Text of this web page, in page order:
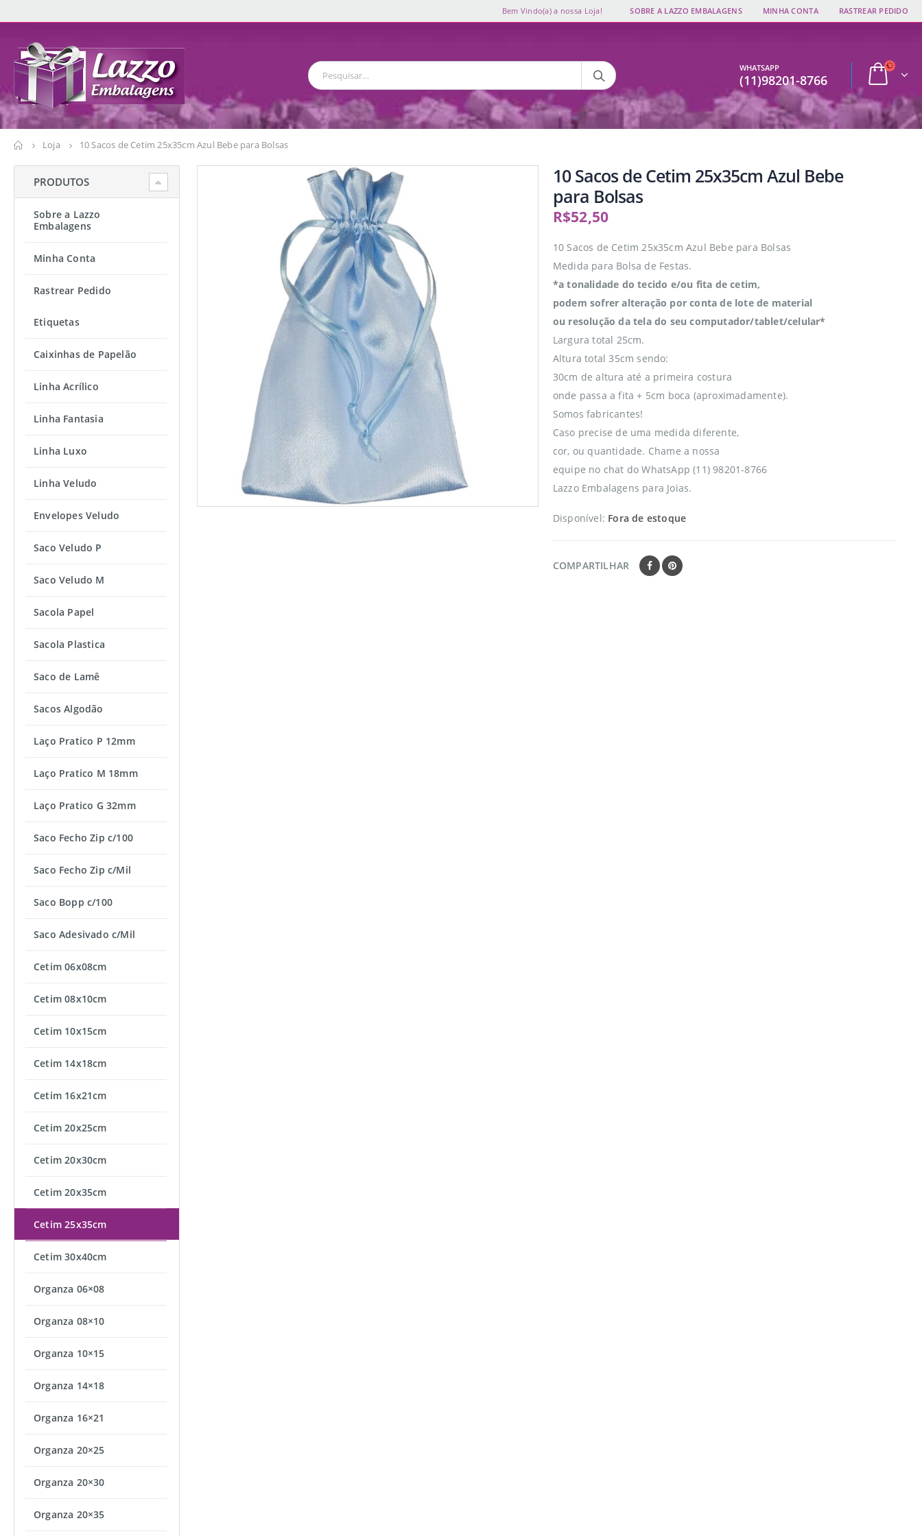
Bem Vindo(a) a nossa Loja! SOBRE A LAZZO EMBALAGENS MINHA CONTA RASTREAR PEDIDO
WHATSAPP
(11)98201-8766
Loja 10 Sacos de Cetim 25x35cm Azul Bebe para Bolsas
10 Sacos de Cetim 25x35cm Azul Bebe
para Bolsas
R$52,50
10 Sacos de Cetim 25x35cm Azul Bebe para Bolsas
Medida para Bolsa de Festas.
*a tonalidade do tecido e/ou fita de cetim,
podem sofrer alteração por conta de lote de material
ou resolução da tela do seu computador/tablet/celular*
Largura total 25cm.
Altura total 35cm sendo:
30cm de altura até a primeira costura
onde passa a fita + 5cm boca (aproximadamente).
Somos fabricantes!
Caso precise de uma medida diferente,
cor, ou quantidade. Chame a nossa
equipe no chat do WhatsApp (11) 98201-8766
Lazzo Embalagens para Joias.
Disponível: Fora de estoque
COMPARTILHAR
PRODUTOS
Sobre a Lazzo
Embalagens
Minha Conta
Rastrear Pedido
Etiquetas
Caixinhas de Papelão
Linha Acrílico
Linha Fantasia
Linha Luxo
Linha Veludo
Envelopes Veludo
Saco Veludo P
Saco Veludo M
Sacola Papel
Sacola Plastica
Saco de Lamê
Sacos Algodão
Laço Pratico P 12mm
Laço Pratico M 18mm
Laço Pratico G 32mm
Saco Fecho Zip c/100
Saco Fecho Zip c/Mil
Saco Bopp c/100
Saco Adesivado c/Mil
Cetim 06x08cm
Cetim 08x10cm
Cetim 10x15cm
Cetim 14x18cm
Cetim 16x21cm
Cetim 20x25cm
Cetim 20x30cm
Cetim 20x35cm
Cetim 25x35cm
Cetim 30x40cm
Organza 06×08
Organza 08×10
Organza 10×15
Organza 14×18
Organza 16×21
Organza 20×25
Organza 20×30
Organza 20×35